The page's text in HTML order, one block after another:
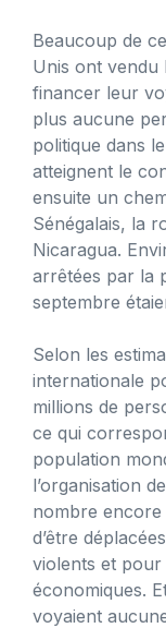
Beaucoup de
Unis ont vendu
financer leur
plus aucune
politique dans
atteignent le
ensuite un
Sénégalais, la
Nicaragua.
arrêtées par la
septembre
Selon les
internationale
millions de
ce qui
population
l’organisation
nombre
d’être
violents et pour
économiques.
voyaient